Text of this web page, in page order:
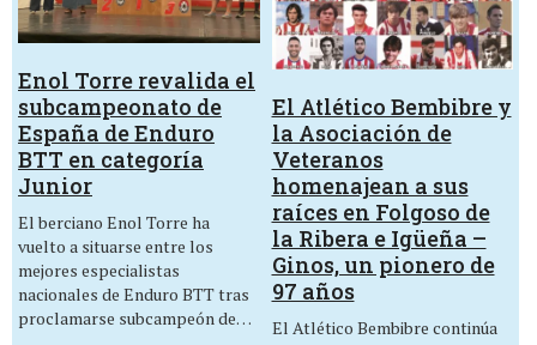
Enol Torre revalida el
subcampeonato de
España de Enduro
BTT en categoría
Junior
El berciano Enol Torre ha
vuelto a situarse entre los
mejores especialistas
nacionales de Enduro BTT tras
proclamarse subcampeón de…
El Atlético Bembibre y
la Asociación de
Veteranos
homenajean a sus
raíces en Folgoso de
la Ribera e Igüeña –
Ginos, un pionero de
97 años
El Atlético Bembibre continúa